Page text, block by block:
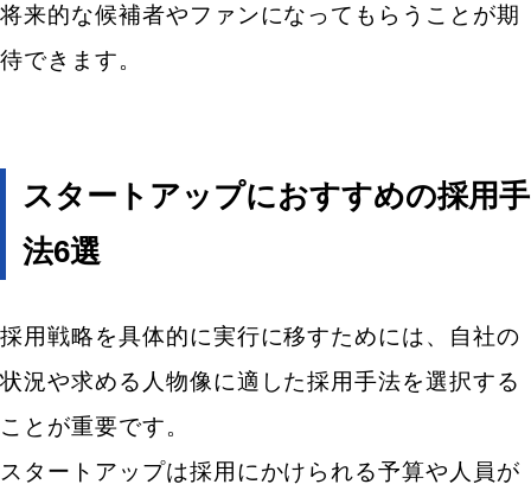
将来的な候補者やファンになってもらうことが期
待できます。
スタートアップにおすすめの採用手
法6選
採用戦略を具体的に実行に移すためには、自社の
状況や求める人物像に適した採用手法を選択する
ことが重要です。
スタートアップは採用にかけられる予算や人員が